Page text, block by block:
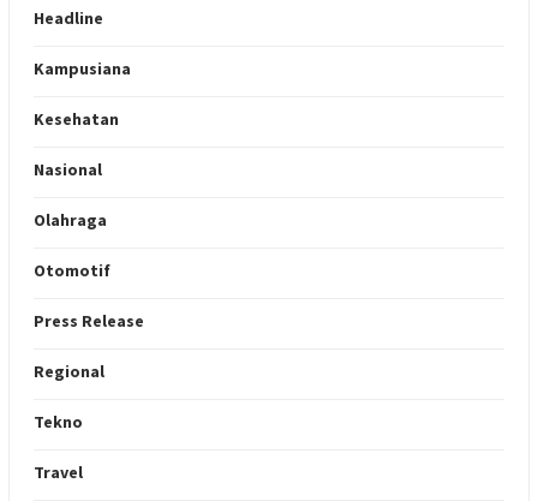
Headline
Kampusiana
Kesehatan
Nasional
Olahraga
Otomotif
Press Release
Regional
Tekno
Travel